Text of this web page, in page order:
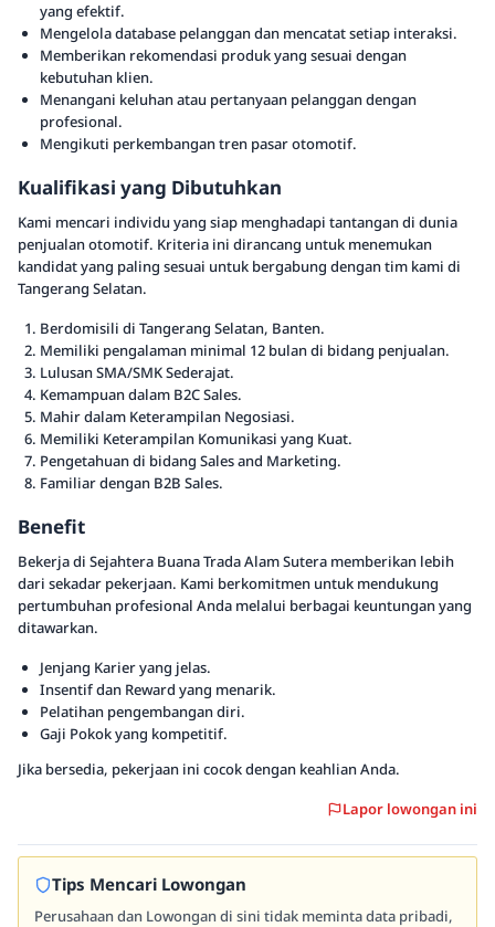
yang efektif.
Mengelola database pelanggan dan mencatat setiap interaksi.
Memberikan rekomendasi produk yang sesuai dengan
kebutuhan klien.
Menangani keluhan atau pertanyaan pelanggan dengan
profesional.
Mengikuti perkembangan tren pasar otomotif.
Kualifikasi yang Dibutuhkan
Kami mencari individu yang siap menghadapi tantangan di dunia
penjualan otomotif. Kriteria ini dirancang untuk menemukan
kandidat yang paling sesuai untuk bergabung dengan tim kami di
Tangerang Selatan.
Berdomisili di Tangerang Selatan, Banten.
Memiliki pengalaman minimal 12 bulan di bidang penjualan.
Lulusan SMA/SMK Sederajat.
Kemampuan dalam B2C Sales.
Mahir dalam Keterampilan Negosiasi.
Memiliki Keterampilan Komunikasi yang Kuat.
Pengetahuan di bidang Sales and Marketing.
Familiar dengan B2B Sales.
Benefit
Bekerja di Sejahtera Buana Trada Alam Sutera memberikan lebih
dari sekadar pekerjaan. Kami berkomitmen untuk mendukung
pertumbuhan profesional Anda melalui berbagai keuntungan yang
ditawarkan.
Jenjang Karier yang jelas.
Insentif dan Reward yang menarik.
Pelatihan pengembangan diri.
Gaji Pokok yang kompetitif.
Jika bersedia, pekerjaan ini cocok dengan keahlian Anda.
Lapor lowongan ini
Tips Mencari Lowongan
Perusahaan dan Lowongan di sini tidak meminta data pribadi,